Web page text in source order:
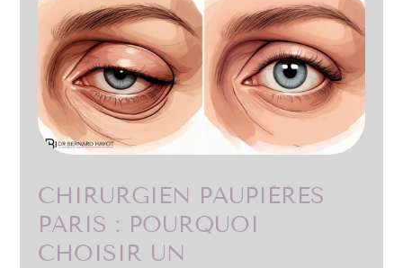
CHIRURGIEN PAUPIÈRES
PARIS : POURQUOI
CHOISIR UN